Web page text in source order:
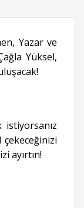
Yazar ve
Yüksel,
çekeceğinizi
ayırtın!